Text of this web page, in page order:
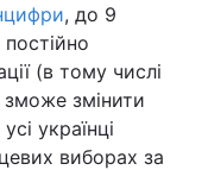
, до 9
(в тому числі
зможе змінити
українці
виборах за